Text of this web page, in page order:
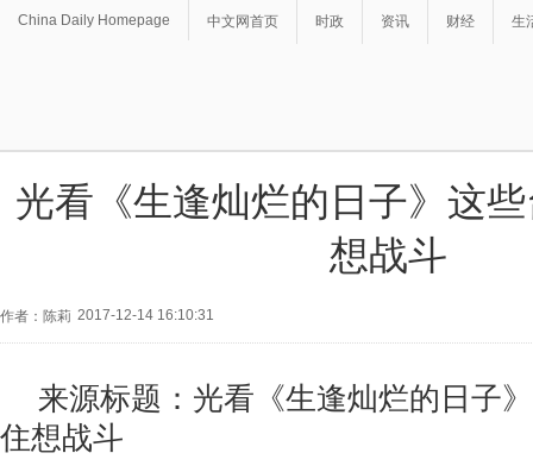
China Daily Homepage 中文网首页 时政 资讯 财经 生
光看《生逢灿烂的日子》这
想战斗
作者：陈莉 2017-12-14 16:10:31
来源标题：光看《生逢灿烂的日子
住想战斗